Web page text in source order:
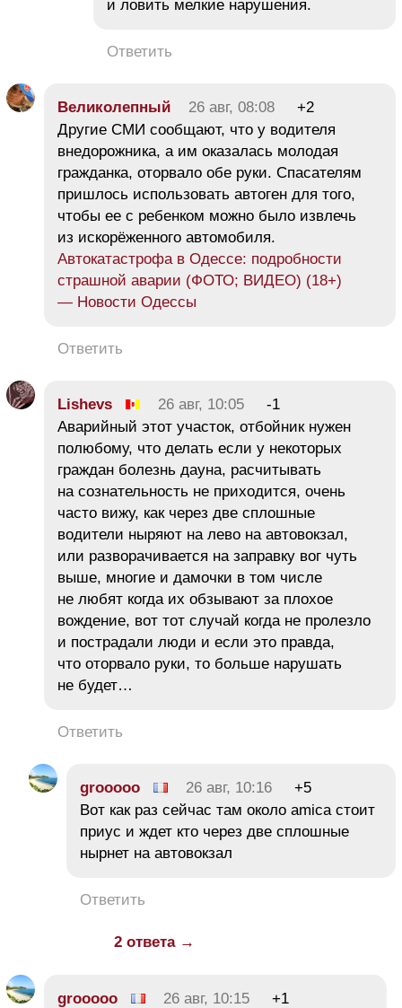
и ловить мелкие нарушения.
Ответить
Великолепный 26 авг, 08:08
+2
Другие СМИ сообщают, что у водителя
внедорожника, а им оказалась молодая
гражданка, оторвало обе руки. Спасателям
пришлось использовать автоген для того,
чтобы ее с ребенком можно было извлечь
из искорёженного автомобиля.
Автокатастрофа в Одессе: подробности
страшной аварии (ФОТО; ВИДЕО) (18+)
— Новости Одессы
Ответить
Lishevs 26 авг, 10:05
-1
Аварийный этот участок, отбойник нужен
полюбому, что делать если у некоторых
граждан болезнь дауна, расчитывать
на сознательность не приходится, очень
часто вижу, как через две сплошные
водители ныряют на лево на автовокзал,
или разворачивается на заправку вог чуть
выше, многие и дамочки в том числе
не любят когда их обзывают за плохое
вождение, вот тот случай когда не пролезло
и пострадали люди и если это правда,
что оторвало руки, то больше нарушать
не будет…
Ответить
grooooo 26 авг, 10:16
+5
Вот как раз сейчас там около amica стоит
приус и ждет кто через две сплошные
нырнет на автовокзал
Ответить
2 ответа →
grooooo 26 авг, 10:15
+1